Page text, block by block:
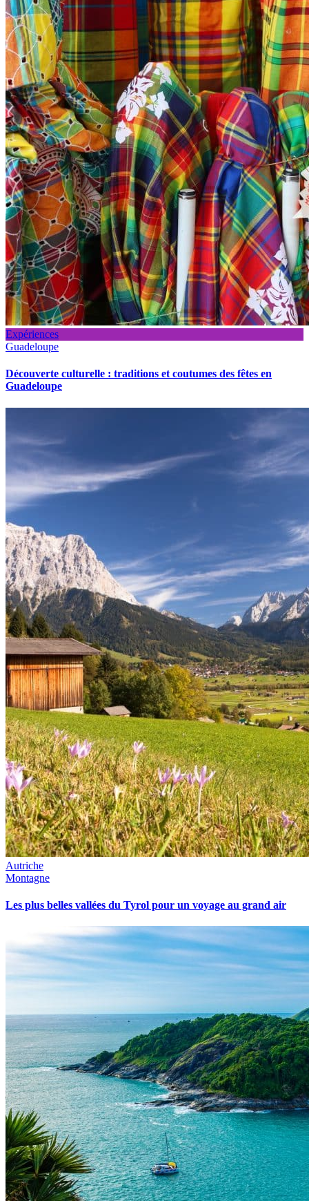
Expériences
Guadeloupe
Découverte culturelle : traditions et coutumes des fêtes en
Guadeloupe
Autriche
Montagne
Les plus belles vallées du Tyrol pour un voyage au grand air